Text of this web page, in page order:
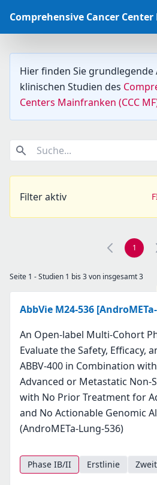
Hier finden Sie grundlegende
klinischen Studien des
Centers Mainfranken (CCC
Suche...
Filter aktiv
1
Seite 1 - Studien 1 bis 3 von insgesamt 3
AbbVie M24-536
An Open-label Multi-Cohort
Evaluate the Safety, Efficacy,
ABBV-400 in Combination
Advanced or Metastatic Non-
with No Prior Treatment for
and No Actionable Genomic
(AndroMETa-Lung-536)
Phase IB/II Erstlinie